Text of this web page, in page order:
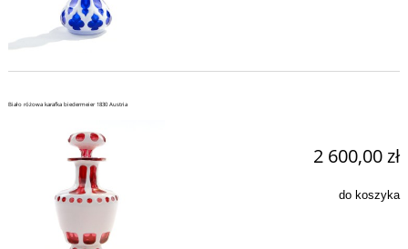
Biało różowa karafka biedermeier 1830 Austria
2 600,00 zł
do koszyka